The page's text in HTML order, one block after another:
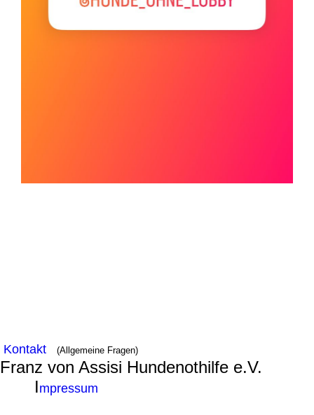
Kontakt (Allgemeine Fragen)
Franz von Assisi Hundenothilfe e.V.
Impressum